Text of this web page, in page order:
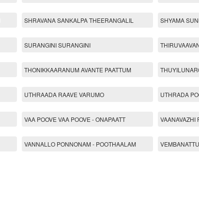
SHRAVANA SANKALPA THEERANGALIL SHYAMA
SURANGINI SURANGINI
THONIKKAARANUM AVANTE PAATTUM
UTHRAADA RAAVE VARUMO UTHRADA
VAA POOVE VAA POOVE - ONAPAATT VAANAVAZHI
VANNALLO PONNONAM - POOTHAALAM